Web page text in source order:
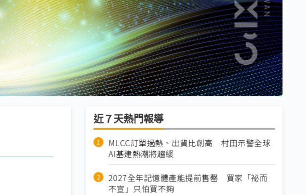
近７天熱門報導
MLCC訂單過熱、出貨比創高 村田示警全球
AI基建熱潮將趨緩
2027全年記憶體產能提前售罄 買家「祕而
不宣」只怕買不夠